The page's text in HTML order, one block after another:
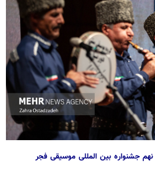
جشنواره بین المللی موسیقی فجر